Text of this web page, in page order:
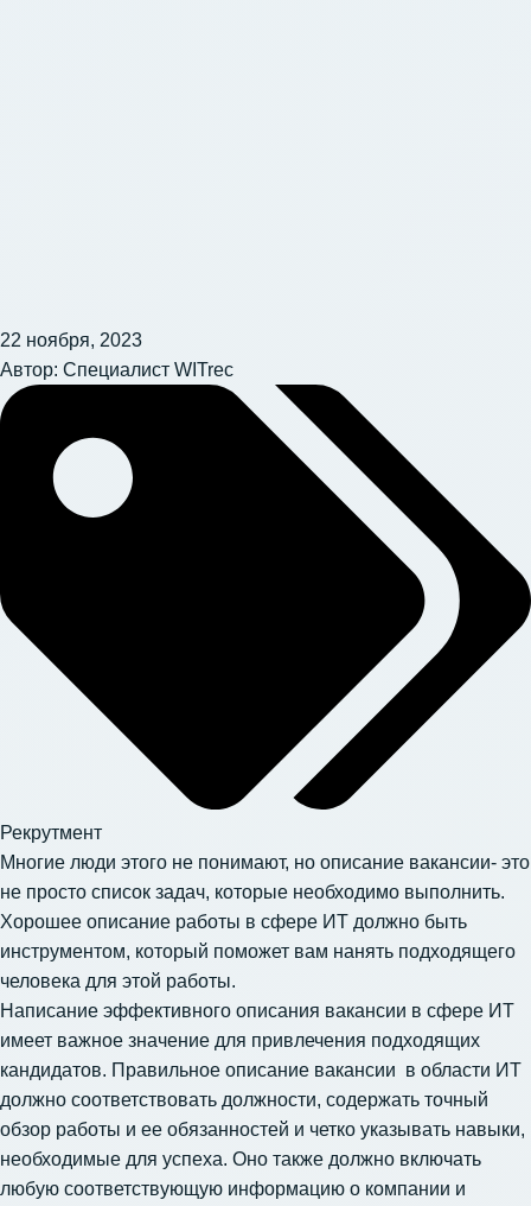
22 ноября, 2023
Автор: Специалист WITrec
Рекрутмент
Многие люди этого не понимают, но описание вакансии- это
не просто список задач, которые необходимо выполнить.
Хорошее описание работы в сфере ИТ должно быть
инструментом, который поможет вам нанять подходящего
человека для этой работы.
Написание эффективного описания вакансии в сфере ИТ
имеет важное значение для привлечения подходящих
кандидатов. Правильное описание вакансии в области ИТ
должно соответствовать должности, содержать точный
обзор работы и ее обязанностей и четко указывать навыки,
необходимые для успеха. Оно также должно включать
любую соответствующую информацию о компании и